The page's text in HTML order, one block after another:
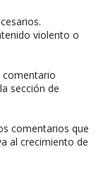
violento o
comentario
sección de
comentarios que
al crecimiento de